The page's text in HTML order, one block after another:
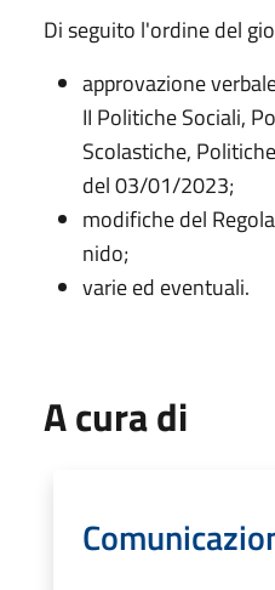
Di seguito l'ordine del
approvazione
II Politiche Sociali,
Scolastiche,
del 03/01/2023;
modifiche del
nido;
varie ed eventuali.
A cura di